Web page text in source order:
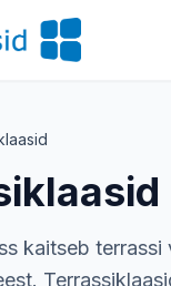
kaitseb terrassi